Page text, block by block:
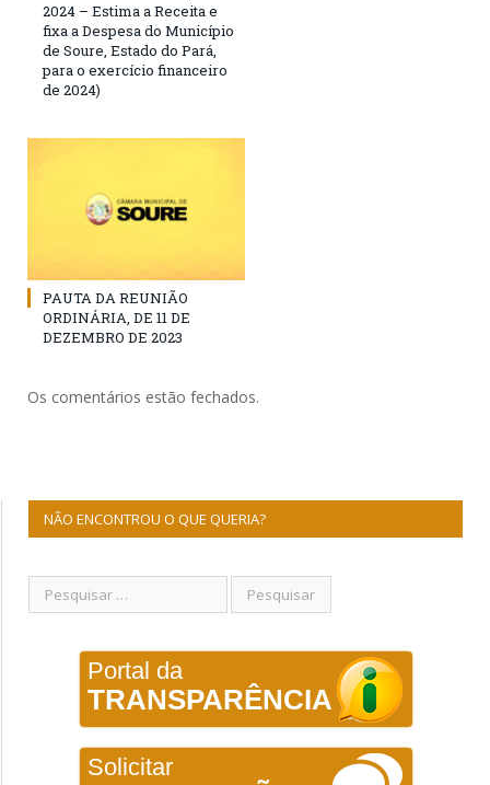
2024 – Estima a Receita e
fixa a Despesa do Município
de Soure, Estado do Pará,
para o exercício financeiro
de 2024)
PAUTA DA REUNIÃO
ORDINÁRIA, DE 11 DE
DEZEMBRO DE 2023
Os comentários estão fechados.
NÃO ENCONTROU O QUE QUERIA?
Portal da
TRANSPARÊNCIA
Solicitar